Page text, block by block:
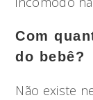
Com
do bebê?
Não existe